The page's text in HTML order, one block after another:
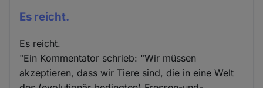
Es reicht.
Es reicht.
"Ein Kommentator schrieb: "Wir müssen
akzeptieren, dass wir Tiere sind, die in eine Welt